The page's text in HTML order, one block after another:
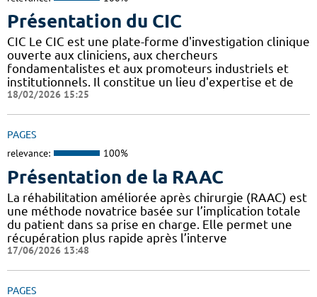
Présentation du CIC
CIC Le CIC est une plate-forme d'investigation clinique
ouverte aux cliniciens, aux chercheurs
fondamentalistes et aux promoteurs industriels et
institutionnels. Il constitue un lieu d'expertise et de
18/02/2026 15:25
PAGES
relevance: 100%
Présentation de la RAAC
La réhabilitation améliorée après chirurgie (RAAC) est
une méthode novatrice basée sur l’implication totale
du patient dans sa prise en charge. Elle permet une
récupération plus rapide après l’interve
17/06/2026 13:48
PAGES